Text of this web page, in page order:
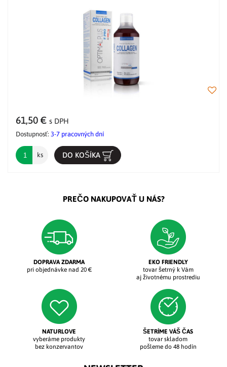
61,50 € s DPH
Dostupnosť: 3-7 pracovných dní
ks DO KOŠÍKA
PREČO NAKUPOVAŤ U NÁS?
DOPRAVA ZDARMA
pri objednávke nad 20 €
EKO FRIENDLY
tovar šetrný k Vám
aj životnému prostrediu
NATURLOVE
vyberáme produkty
bez konzervantov
ŠETRÍME VÁŠ ČAS
tovar skladom
pošleme do 48 hodín